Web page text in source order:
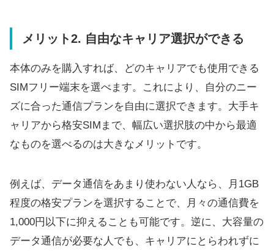
メリット2. 自由なキャリア選択ができる
本体のみを購入すれば、どのキャリアでも使用できる
SIMフリー端末を選べます。これにより、自分のニー
ズに合った通信プランを自由に選択できます。大手キ
ャリアから格安SIMまで、幅広い選択肢の中から最適
なものを選べるのは大きなメリットです。
例えば、データ通信をあまり使わない人なら、月1GB
程度の格安プランを選択することで、月々の通信費を
1,000円以下に抑えることも可能です。逆に、大容量の
データ通信が必要な人でも、キャリアにとらわれずに